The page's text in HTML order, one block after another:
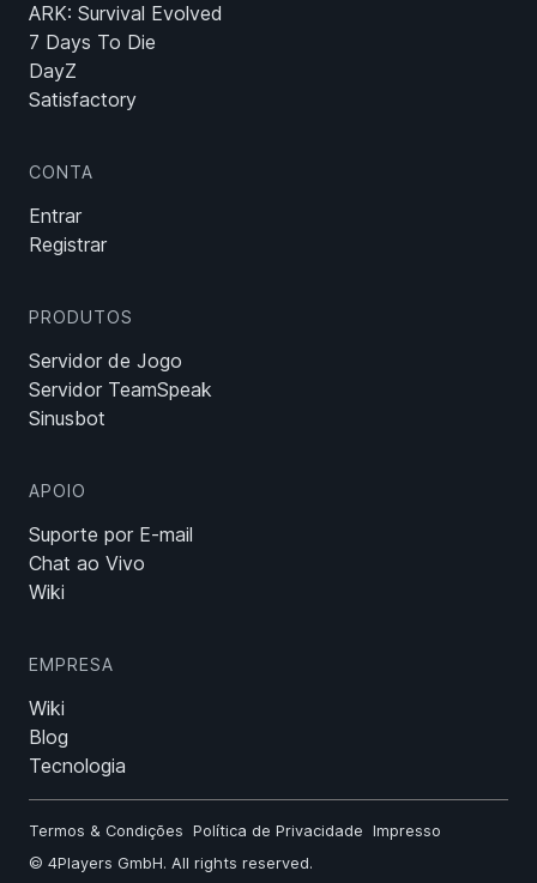
ARK: Survival Evolved
7 Days To Die
DayZ
Satisfactory
CONTA
Entrar
Registrar
PRODUTOS
Servidor de Jogo
Servidor TeamSpeak
Sinusbot
APOIO
Suporte por E-mail
Chat ao Vivo
Wiki
EMPRESA
Wiki
Blog
Tecnologia
© 4Players GmbH. All rights reserved.
Termos & Condições Política de Privacidade Impresso